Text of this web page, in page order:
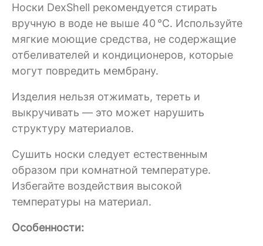
Носки DexShell рекомендуется стирать
вручную в воде не выше 40 °C. Используйте
мягкие моющие средства, не содержащие
отбеливателей и кондиционеров, которые
могут повредить мембрану.
Изделия нельзя отжимать, тереть и
выкручивать — это может нарушить
структуру материалов.
Сушить носки следует естественным
образом при комнатной температуре.
Избегайте воздействия высокой
температуры на материал.
Особенности: